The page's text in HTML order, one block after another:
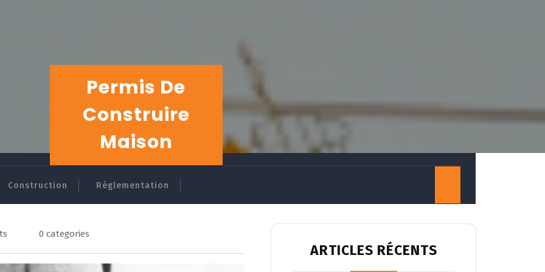
Permis De
Construire
Maison
Construction Règlementation
0 categories
ARTICLES RÉCENTS